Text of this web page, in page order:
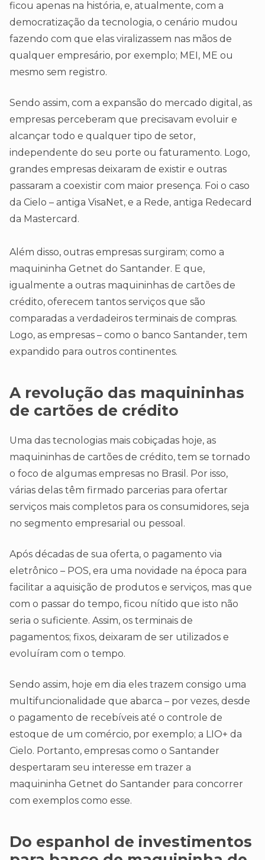
ficou apenas na história, e, atualmente, com a
democratização da tecnologia, o cenário mudou
fazendo com que elas viralizassem nas mãos de
qualquer empresário, por exemplo; MEI, ME ou
mesmo sem registro.
Sendo assim, com a expansão do mercado digital, as
empresas perceberam que precisavam evoluir e
alcançar todo e qualquer tipo de setor,
independente do seu porte ou faturamento. Logo,
grandes empresas deixaram de existir e outras
passaram a coexistir com maior presença. Foi o caso
da Cielo – antiga VisaNet, e a Rede, antiga Redecard
da Mastercard.
Além disso, outras empresas surgiram; como a
maquininha Getnet do Santander. E que,
igualmente a outras maquininhas de cartões de
crédito, oferecem tantos serviços que são
comparadas a verdadeiros terminais de compras.
Logo, as empresas – como o banco Santander, tem
expandido para outros continentes.
A revolução das maquininhas
de cartões de crédito
Uma das tecnologias mais cobiçadas hoje, as
maquininhas de cartões de crédito, tem se tornado
o foco de algumas empresas no Brasil. Por isso,
várias delas têm firmado parcerias para ofertar
serviços mais completos para os consumidores, seja
no segmento empresarial ou pessoal.
Após décadas de sua oferta, o pagamento via
eletrônico – POS, era uma novidade na época para
facilitar a aquisição de produtos e serviços, mas que
com o passar do tempo, ficou nítido que isto não
seria o suficiente. Assim, os terminais de
pagamentos; fixos, deixaram de ser utilizados e
evoluíram com o tempo.
Sendo assim, hoje em dia eles trazem consigo uma
multifuncionalidade que abarca – por vezes, desde
o pagamento de recebíveis até o controle de
estoque de um comércio, por exemplo; a LIO+ da
Cielo. Portanto, empresas como o Santander
despertaram seu interesse em trazer a
maquininha Getnet do Santander para concorrer
com exemplos como esse.
Do espanhol de investimentos